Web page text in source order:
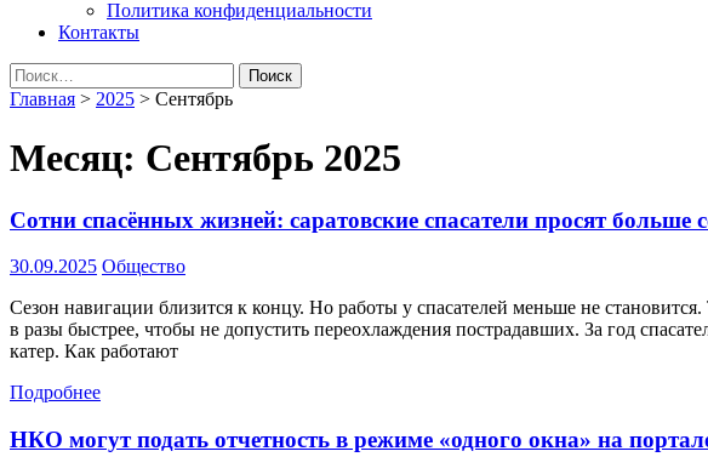
Политика конфиденциальности
Контакты
Найти:
Главная > 2025 > Сентябрь
Месяц: Сентябрь 2025
Сотни спасённых жизней: саратовские спасатели просят больше
30.09.2025 Общество
Сезон навигации близится к концу. Но работы у спасателей меньше не
в разы быстрее, чтобы не допустить переохлаждения пострадавших. За год
катер. Как работают
Подробнее
НКО могут подать отчетность в режиме «одного окна» на